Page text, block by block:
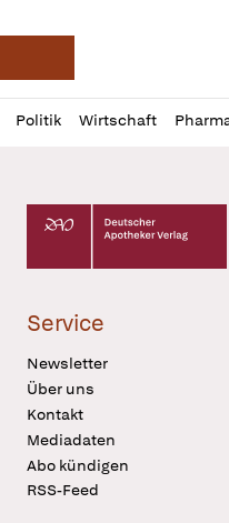
Deutsche
Politik Wirtschaft
Profil
öffnen
Daz
Pur
Deutscher Apotheker
Service
Newsletter
Über uns
Kontakt
Mediadaten
Abo kündigen
RSS-Feed